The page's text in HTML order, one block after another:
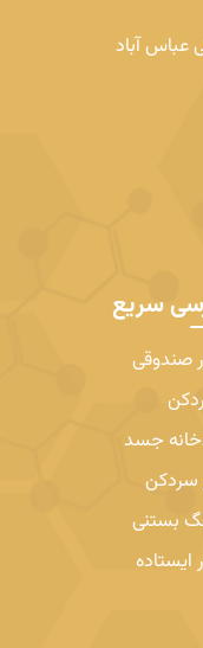
عباس آباد
سریع
صندوقی
جسد
سردکن
بستنی
ایستاده